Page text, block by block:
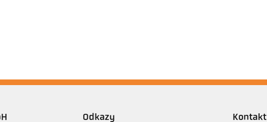
Odkazy Kontakt